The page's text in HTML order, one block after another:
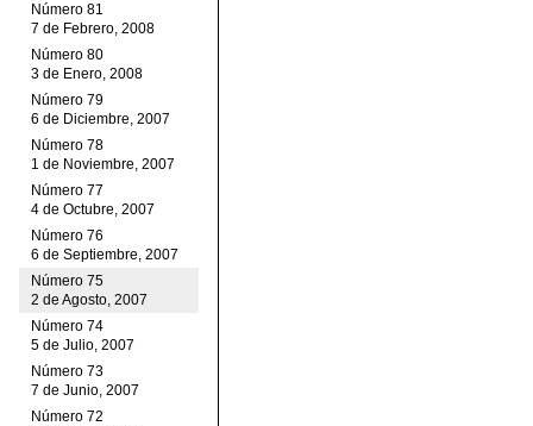
Número 81
7 de Febrero, 2008
Número 80
3 de Enero, 2008
Número 79
6 de Diciembre, 2007
Número 78
1 de Noviembre, 2007
Número 77
4 de Octubre, 2007
Número 76
6 de Septiembre, 2007
Número 75
2 de Agosto, 2007
Número 74
5 de Julio, 2007
Número 73
7 de Junio, 2007
Número 72